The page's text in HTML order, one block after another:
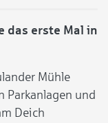
das erste Mal in
Mühle
Parkanlagen und
Deich